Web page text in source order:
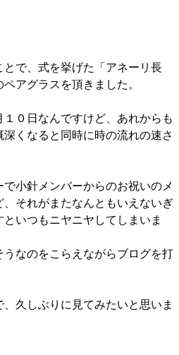
で、式を挙げた「アネーリ長
アグラスを頂きました。
０日なんですけど、あれからも
くなると同時に時の流れの速さ
小針メンバーからのお祝いのメ
それがまたなんともいえないぎ
いつもニヤニヤしてしまいま
なのをこらえながらブログを打
久しぶりに見てみたいと思いま